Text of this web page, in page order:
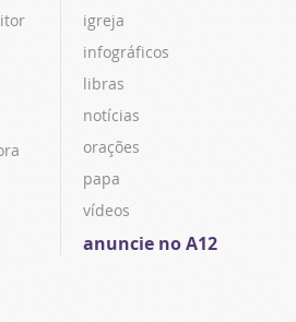
igreja
infográficos
libras
notícias
orações
papa
vídeos
anuncie no A12